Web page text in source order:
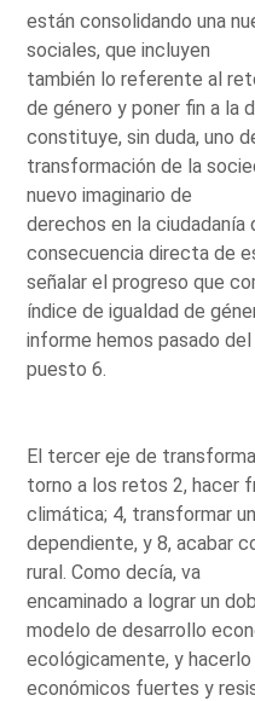
están consolidando una
sociales, que incluyen
también lo referente al
de género y poner fin a la
constituye, sin duda, uno
transformación de la
nuevo imaginario de
derechos en la ciudadanía
consecuencia directa de
señalar el progreso que
índice de igualdad de
informe hemos pasado
puesto 6.
El tercer eje de
torno a los retos 2, hacer
climática; 4, transformar
dependiente, y 8, acabar
rural. Como decía, va
encaminado a lograr un
modelo de desarrollo
ecológicamente, y
económicos fuertes y